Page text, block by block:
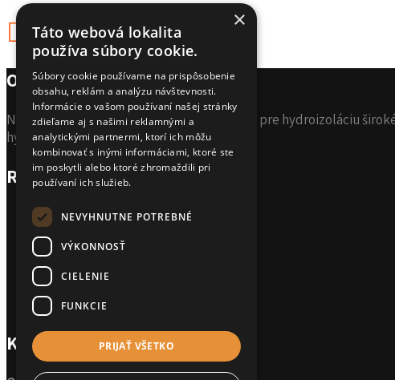
O spoločnosti
Naša škála produktov QSI predstavuje ideál pre hydroizoláciu
hydroizoláciu.
Rýchle menu
Domov
Produkty QSI
Technická podpora
Vyhlásenie o ochrane osobných údajov
Všeobecné obchodné podmienky
Kontakty
Kontakt
×
Táto webová lokalita
používa súbory cookie.
Súbory cookie používame na prispôsobenie
obsahu, reklám a analýzu návštevnosti.
Informácie o vašom používaní našej stránky
zdieľame aj s našimi reklamnými a
analytickými partnermi, ktorí ich môžu
kombinovať s inými informáciami, ktoré ste
im poskytli alebo ktoré zhromaždili pri
používaní ich služieb.
NEVYHNUTNE POTREBNÉ
VÝKONNOSŤ
CIELENIE
FUNKCIE
PRIJAŤ VŠETKO